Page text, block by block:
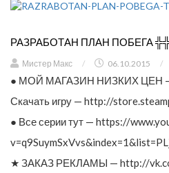
РАЗРАБОТАН ПЛАН ПОБЕГА ╬╬
Мистер Макс / 06.10.2015 /
● МОЙ МАГАЗИН НИЗКИХ ЦЕН —
Скачать игру — http://
● Все серии тут — https://
★ ЗАКАЗ РЕКЛАМЫ — http://